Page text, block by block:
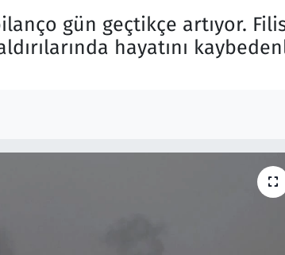
gün geçtikçe artıyor.
hayatını